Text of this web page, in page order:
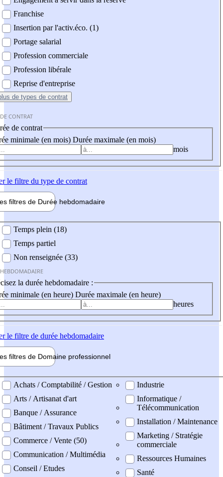
Franchise
Insertion par l'activ.éco. (1)
Portage salarial
Profession commerciale
Profession libérale
Reprise d'entreprise
de types de contrat
CONTRAT
de contrat
minimale (en mois) Durée maximale (en mois)
mois
le filtre du type de contrat
filtres de Durée hebdomadaire
Temps plein (18)
Temps partiel
Non renseignée (33)
la durée hebdomadaire :
minimale (en heure) Durée maximale (en heure)
heures
le filtre de durée hebdomadaire
filtres de Domaine professionnel
professionel
Achats / Comptabilité / Gestion
Arts / Artisanat d'art
Banque / Assurance
Bâtiment / Travaux Publics
Commerce / Vente (50)
Communication / Multimédia
Conseil / Etudes
Industrie
Informatique /
Télécommunication
Installation / Maintenance
Marketing / Stratégie
commerciale
Ressources Humaines
Santé